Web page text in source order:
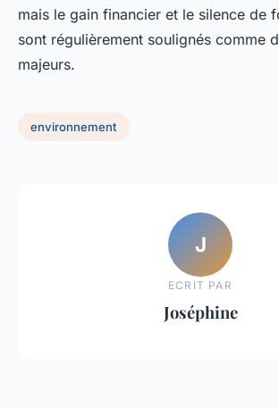
mais le gain financier et le silence de
sont régulièrement soulignés comme
majeurs.
environnement
J
ECRIT PAR
Joséphine